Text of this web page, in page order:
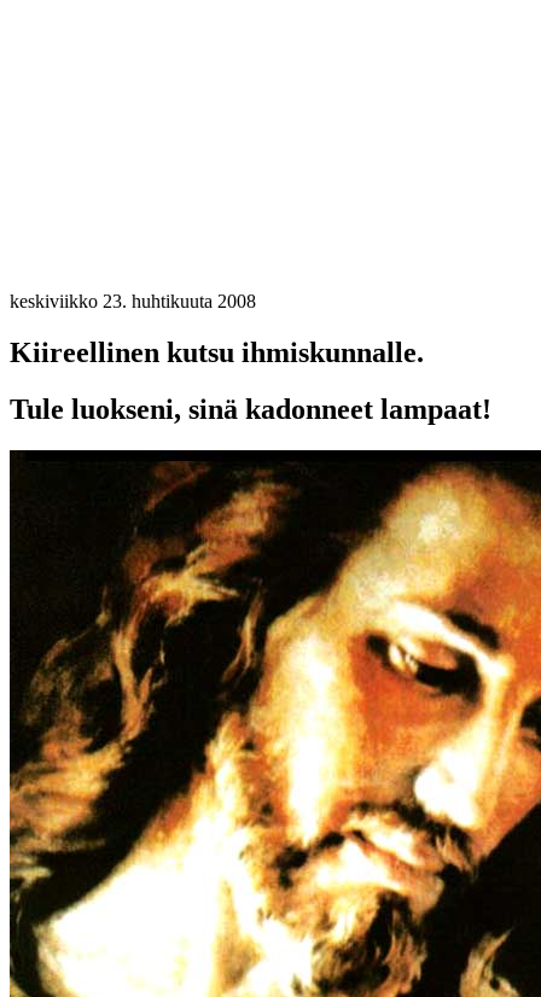
keskiviikko 23. huhtikuuta 2008
Kiireellinen kutsu ihmiskunnalle.
Tule luokseni, sinä kadonneet lampaat!